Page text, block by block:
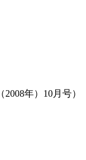
年）10月号）